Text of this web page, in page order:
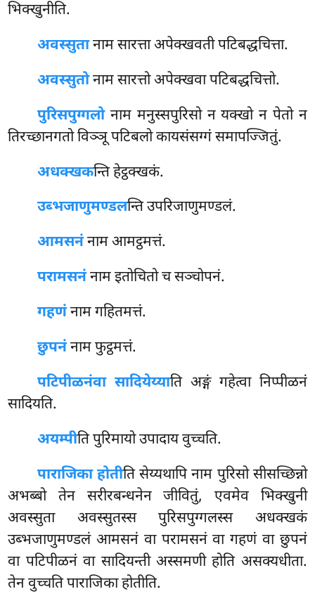
भिक्खुनीति.
अवस्सुतानाम सारत्ता अपेक्खवती पटिबद्धचित्ता.
अवस्सुतोनाम सारत्तो अपेक्खवा पटिबद्धचित्तो.
पुरिसपुग्गलोनाम मनुस्सपुरिसो न यक्खो न पेतो न
तिरच्छानगतो विञ्ञू पटिबलो कायसंसग्गं समापज्जितुं.
अधक्खकन्ति हेट्ठक्खकं.
उब्भजाणुमण्डलन्ति उपरिजाणुमण्डलं.
आमसनंनाम आमट्ठमत्तं.
परामसनंनाम इतोचितो च सञ्चोपनं.
गहणंनाम गहितमत्तं.
छुपनंनाम फुट्ठमत्तं.
पटिपीळनंवा सादियेय्याति अङ्गं गहेत्वा निप्पीळनं
सादियति.
अयम्पीति पुरिमायो उपादाय वुच्चति.
पाराजिका होतीति सेय्यथापि नाम पुरिसो सीसच्छिन्नो
अभब्बो तेन सरीरबन्धनेन जीवितुं, एवमेव भिक्खुनी
अवस्सुता अवस्सुतस्स पुरिसपुग्गलस्स अधक्खकं
उब्भजाणुमण्डलंआमसनं वा परामसनं वा गहणं वा छुपनं
वा पटिपीळनं वा सादियन्ती अस्समणी होति असक्यधीता.
तेन वुच्चति पाराजिका होतीति.